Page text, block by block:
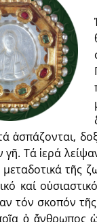
ἀσπάζονται,
Τά ἱερά
μετα­δοτικά
καί
τόν σκοπόν
ὁ ἄνθρωπος